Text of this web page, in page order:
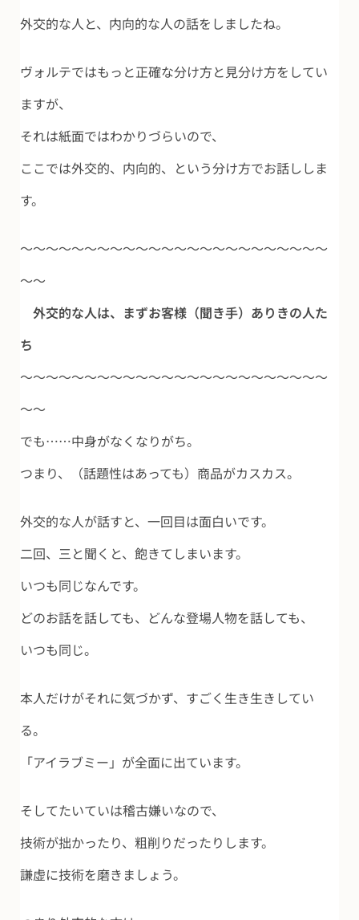
外交的な人と、内向的な人の話をしましたね。
ヴォルテではもっと正確な分け方と見分け方をしてい
ますが、
それは紙面ではわかりづらいので、
ここでは外交的、内向的、という分け方でお話ししま
す。
～～～～～～～～～～～～～～～～～～～～～～～～
～～
外交的な人は、まずお客様（聞き手）ありきの人た
ち
～～～～～～～～～～～～～～～～～～～～～～～～
～～
でも……中身がなくなりがち。
つまり、（話題性はあっても）商品がカスカス。
外交的な人が話すと、一回目は面白いです。
二回、三と聞くと、飽きてしまいます。
いつも同じなんです。
どのお話を話しても、どんな登場人物を話しても、
いつも同じ。
本人だけがそれに気づかず、すごく生き生きしてい
る。
「アイラブミー」が全面に出ています。
そしてたいていは稽古嫌いなので、
技術が拙かったり、粗削りだったりします。
謙虚に技術を磨きましょう。